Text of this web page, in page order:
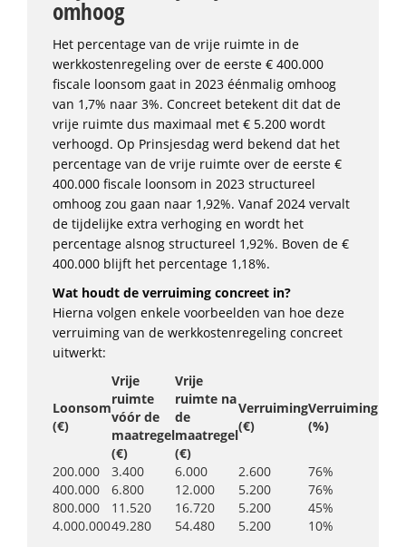
omhoog
Het percentage van de vrije ruimte in de
werkkostenregeling over de eerste € 400.000
fiscale loonsom gaat in 2023 éénmalig omhoog
van 1,7% naar 3%. Concreet betekent dit dat de
vrije ruimte dus maximaal met € 5.200 wordt
verhoogd. Op Prinsjesdag werd bekend dat het
percentage van de vrije ruimte over de eerste €
400.000 fiscale loonsom in 2023 structureel
omhoog zou gaan naar 1,92%. Vanaf 2024 vervalt
de tijdelijke extra verhoging en wordt het
percentage alsnog structureel 1,92%. Boven de €
400.000 blijft het percentage 1,18%.
Wat houdt de verruiming concreet in?
Hierna volgen enkele voorbeelden van hoe deze
verruiming van de werkkostenregeling concreet
uitwerkt:
Loonsom
(€)
Vrije
ruimte
vóór de
maatregel
(€)
Vrije
ruimte na
de
maatregel
(€)
Verruiming
(€)
Verruiming
(%)
200.000 3.400 6.000 2.600
76%
400.000
6.800 12.000 5.200
76%
800.000
11.520 16.720 5.200
45%
4.000.00049.280 54.480 5.200 10%